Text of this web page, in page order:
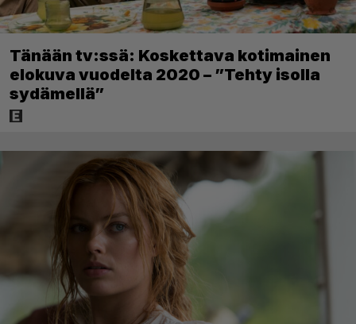
Tänään tv:ssä: Koskettava kotimainen
elokuva vuodelta 2020 – ”Tehty isolla
sydämellä”